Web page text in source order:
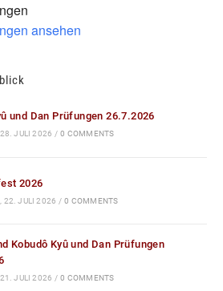
ansehen
und Dan Prüfungen 26.7.2026
28. JULI 2026 / 0 COMMENTS
2026
22. JULI 2026 / 0 COMMENTS
Kobudô Kyû und Dan Prüfungen
JULI 2026 / 0 COMMENTS